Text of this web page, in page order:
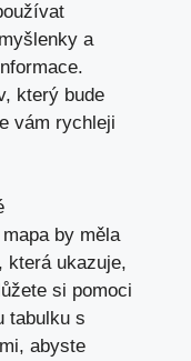
a
který bude
vám rychleji
by měla
která ukazuje,
si pomoci
tabulku s
abyste